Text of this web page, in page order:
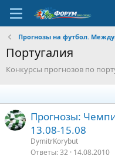
Прогнозы на футбол.
Португалия
Конкурсы прогнозов по
Прогнозы:
13.08-15.08
DymitrKorybut
Ответы 32 14.08.2010